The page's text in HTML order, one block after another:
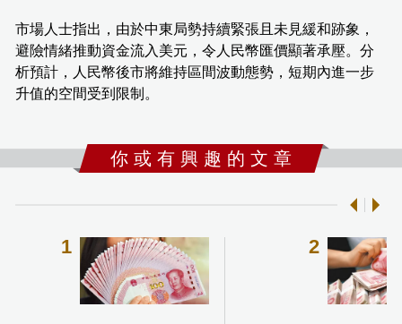
市場人士指出，由於中東局勢持續緊張且未見緩和跡象，
避險情緒推動資金流入美元，令人民幣匯價顯著承壓。分
析預計，人民幣後市將維持區間波動態勢，短期內進一步
升值的空間受到限制。
你 或 有 興 趣 的 文 章